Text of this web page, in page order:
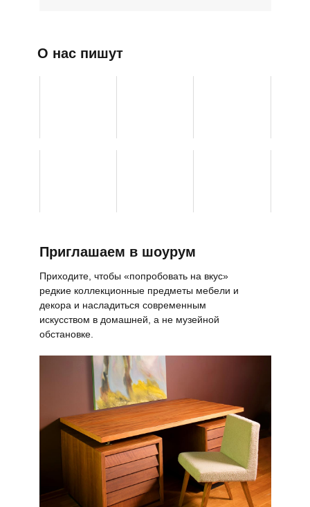
Приглашаем в шоурум
О нас пишут
Приходите, чтобы «попробовать на вкус»
редкие коллекционные предметы мебели и
декора и насладиться современным
искусством в домашней, а не музейной
обстановке.